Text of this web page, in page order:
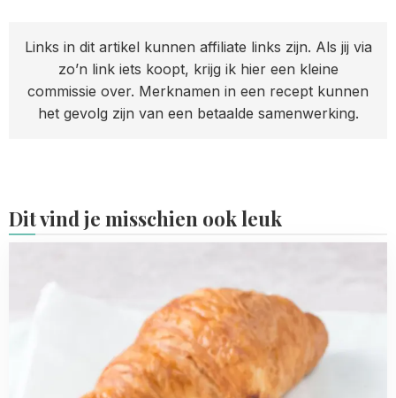
Links in dit artikel kunnen affiliate links zijn. Als jij via
zo’n link iets koopt, krijg ik hier een kleine
commissie over. Merknamen in een recept kunnen
het gevolg zijn van een betaalde samenwerking.
Dit vind je misschien ook leuk